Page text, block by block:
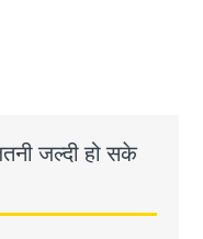
जल्दी हो सके